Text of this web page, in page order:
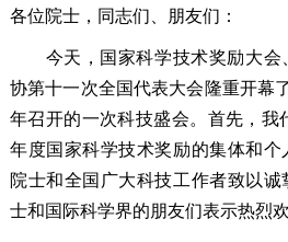
各位院士，同志们、朋友们：
今天，国家科学技术奖励大会
协第十一次全国代表大会隆重开幕
年召开的一次科技盛会。首先，
年度国家科学技术奖励的集体和
院士和全国广大科技工作者致以
士和国际科学界的朋友们表示热烈